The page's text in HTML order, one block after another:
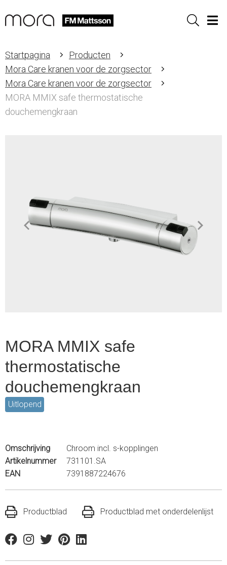
Sök
Startpagina
Producten
Mora Care kranen voor de zorgsector
Mora Care kranen voor de zorgsector
MORA MMIX safe thermostatische
douchemengkraan
MORA MMIX safe
thermostatische
douchemengkraan
Uitlopend
Omschrijving
Chroom incl. s-kopplingen
Artikelnummer
731101.SA
EAN
7391887224676
Productblad Productblad met onderdelenlijst
FacebookInstagram
TwitterPinterestLinkedin